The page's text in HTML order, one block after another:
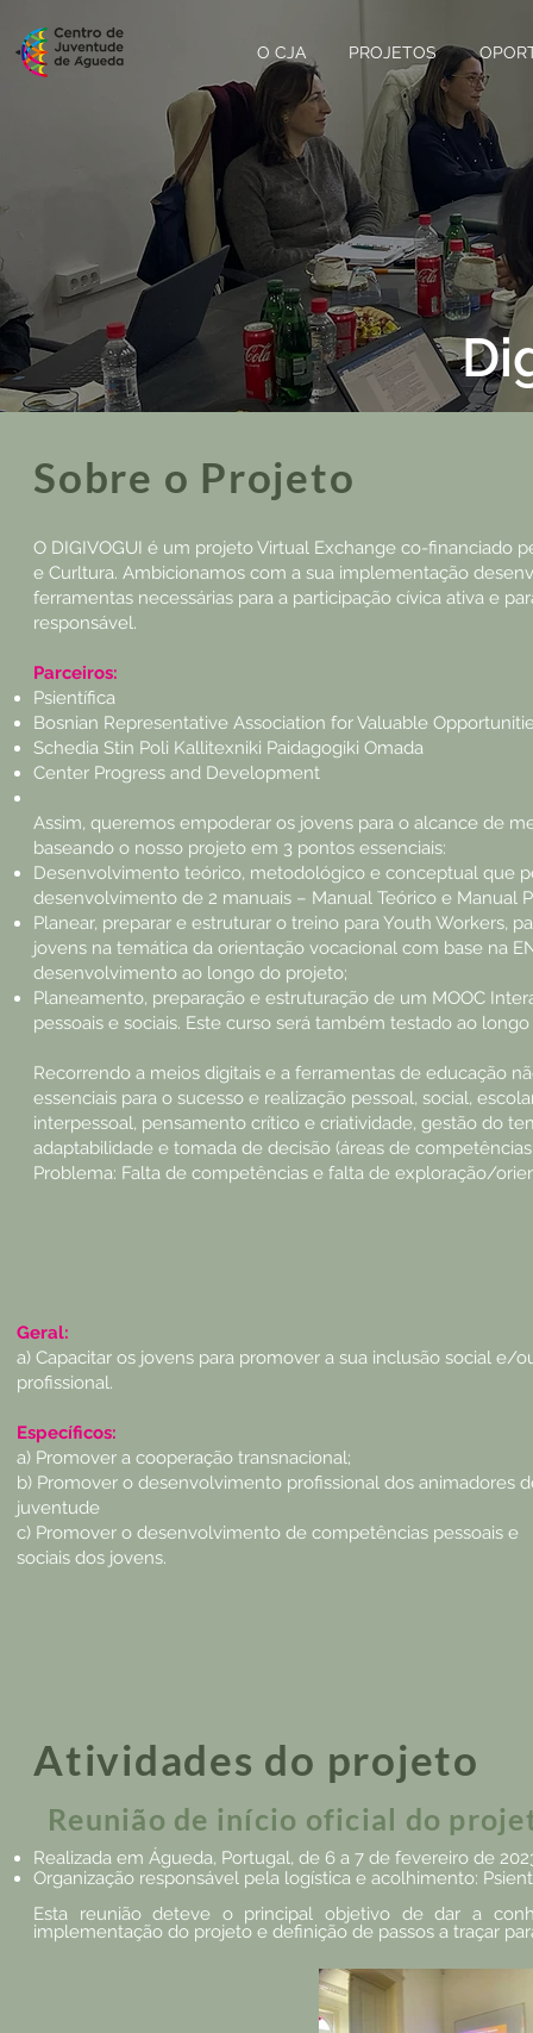
O CJA PROJETOS
Sobre o Projeto
O DIGIVOGUI é um projeto Virtual Exchange co-financiado
e Curltura. Ambicionamos com a sua implementação
ferramentas necessárias para a participação cívica ativa e
responsável.
Parceiros:
Psientífica
Bosnian Representative Association for Valuable
Schedia Stin Poli Kallitexniki Paidagogiki Omada
Center Progress and Development
Assim, queremos empoderar os jovens para o alcance de
baseando o nosso projeto em 3 pontos essenciais:
Desenvolvimento teórico, metodológico e conceptual que
desenvolvimento de 2 manuais – Manual Teórico e Manual
Planear, preparar e estruturar o treino para Youth Workers,
jovens na temática da orientação vocacional com base na
desenvolvimento ao longo do projeto;
Planeamento, preparação e estruturação de um MOOC
pessoais e sociais. Este curso será também testado ao
Recorrendo a meios digitais e a ferramentas de educação
essenciais para o sucesso e realização pessoal, social,
interpessoal, pensamento crítico e criatividade, gestão do
adaptabilidade e tomada de decisão (áreas de
Problema: Falta de competências e falta de exploração/
Geral:
a) Capacitar os jovens para promover a sua inclusão social e/
profissional.
Específicos:
a) Promover a cooperação transnacional;
b) Promover o desenvolvimento profissional dos animadores
juventude
c) Promover o desenvolvimento de competências pessoais e
sociais dos jovens.
Atividades do projeto
Reunião de início oficial do
Realizada em Águeda, Portugal, de 6 a 7 de fevereiro de
Organização responsável pela logística e acolhimento:
Esta reunião deteve o principal objetivo de dar a
implementação do projeto e definição de passos a traçar